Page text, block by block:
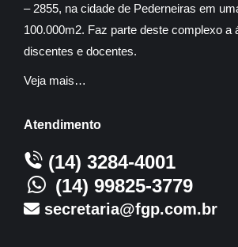
– 2855, na cidade de Pederneiras em
100.000m2. Faz parte deste complexo a
discentes e docentes.
Veja mais…
Atendimento
(14) 3284-4001
(14) 99825-3779
secretaria@fgp.com.br